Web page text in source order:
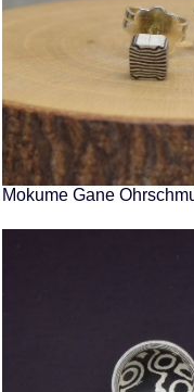
Mokume Gane